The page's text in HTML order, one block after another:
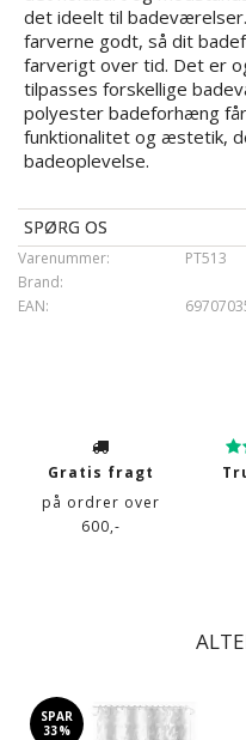
det ideelt til
farverne godt, så dit
farverigt over tid. Det er
tilpasses forskellige
polyester badeforhæng
funktionalitet og æstetik,
badeoplevelse.
SPØRG OS
PT513
Varenummer:
Brand:
EAN:
Gratis fragt
på ordrer over
600,-
SPAR
33%